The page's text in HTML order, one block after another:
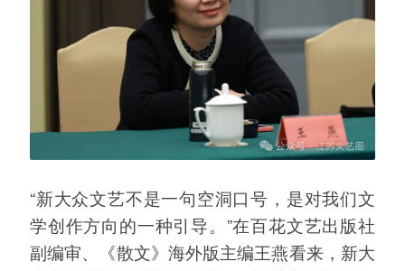
“新大众文艺不是一句空洞口号，是对我们文
学创作方向的一种引导。”在百花文艺出版社
副编审、《散文》海外版主编王燕看来，新大